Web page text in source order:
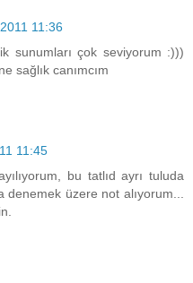
11:36
sunumları çok seviyorum :)))
sağlık canımcım
11:45
bu tatlıd ayrı tuluda
denemek üzere not alıyorum...